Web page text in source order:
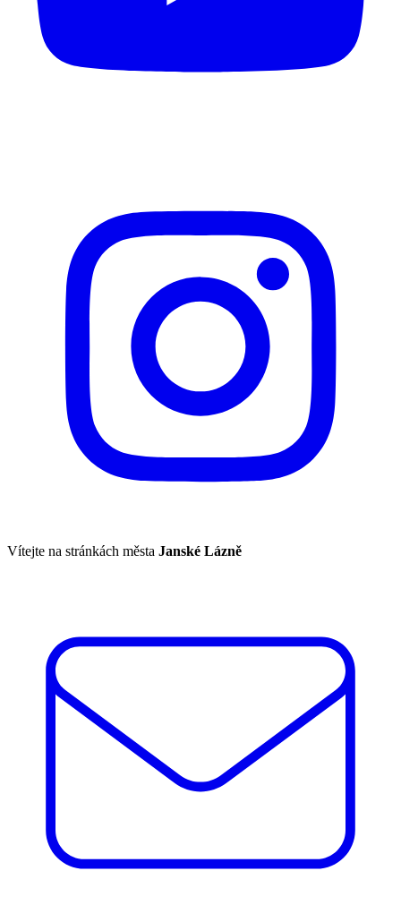
Vítejte na stránkách města Janské Lázně